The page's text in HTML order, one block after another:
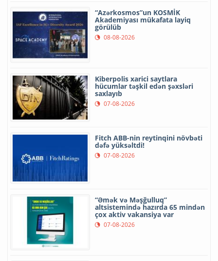
“Azərkosmos”un KOSMİK
Akademiyası mükafata layiq
görülüb
08-08-2026
Kiberpolis xarici saytlara
hücumlar təşkil edən şəxsləri
saxlayıb
07-08-2026
Fitch ABB-nin reytinqini növbəti
dəfə yüksəltdi!
07-08-2026
“Əmək və Məşğulluq”
altsistemində hazırda 65 mindən
çox aktiv vakansiya var
07-08-2026